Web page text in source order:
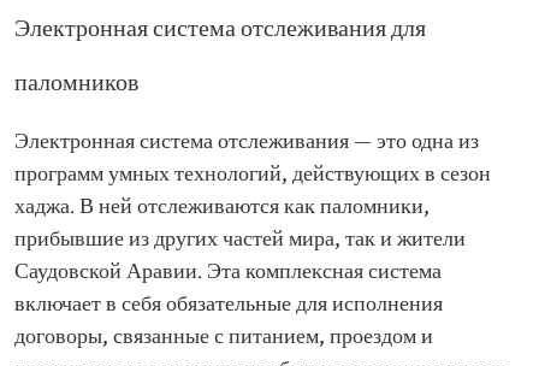
Электронная система отслеживания для
паломников
Электронная система отслеживания — это одна из
программ умных технологий, действующих в сезон
хаджа. В ней отслеживаются как паломники,
прибывшие из других частей мира, так и жители
Саудовской Аравии. Эта комплексная система
включает в себя обязательные для исполнения
договоры, связанные с питанием, проездом и